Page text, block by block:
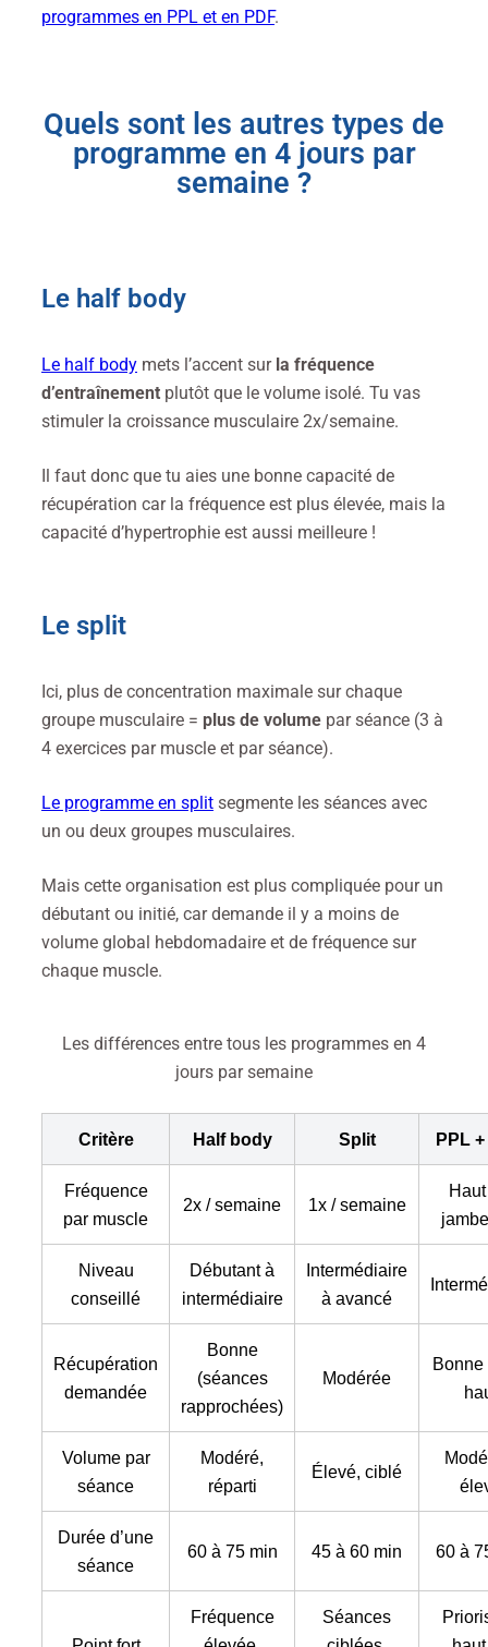
programmes en PPL et en PDF.
Quels sont les autres types de
programme en 4 jours par
semaine ?
Le half body
Le half body mets l’accent sur la fréquence
d’entraînement plutôt que le volume isolé. Tu vas
stimuler la croissance musculaire 2x/semaine.
Il faut donc que tu aies une bonne capacité de
récupération car la fréquence est plus élevée, mais la
capacité d’hypertrophie est aussi meilleure !
Le split
Ici, plus de concentration maximale sur chaque
groupe musculaire = plus de volume par séance (3 à
4 exercices par muscle et par séance).
Le programme en split segmente les séances avec
un ou deux groupes musculaires.
Mais cette organisation est plus compliquée pour un
débutant ou initié, car demande il y a moins de
volume global hebdomadaire et de fréquence sur
chaque muscle.
Les différences entre tous les programmes en 4
jours par semaine
Critère Half body Split PPL
Fréquence
par muscle
2x / semaine 1x / semaine
Niveau
conseillé
Débutant à
intermédiaire
Intermédiaire
à avancé
Récupération
demandée
Bonne
(séances
rapprochées)
Modérée
Bonne
Volume par
séance
Modéré,
réparti
Élevé, ciblé
Durée d’une
séance
60 à 75 min 45 à 60 min 60 à
Fréquence
Séances